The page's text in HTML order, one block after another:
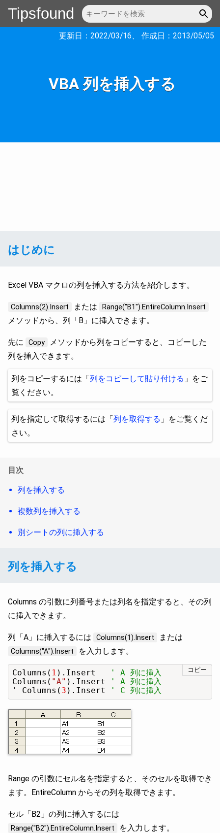
Tipsfound
更新日： 2022/03/16、 作成日： 2013/05/05
VBA 列を挿入する
はじめに
Excel VBA マクロの列を挿入する方法を紹介します。
Columns(2).Insert または Range("B1").EntireColumn.Insert
メソッドから、列「B」に挿入できます。
先に Copy
メソッドから列をコピーすると、コピーした
列を挿入できます。
列をコピーするには「列をコピーして貼り付ける 」をご
覧ください。
列を指定して取得するには「列を取得する 」をご覧くだ
さい。
目次
列を挿入する
複数列を挿入する
別シートの列に挿入する
列を挿入する
Columns の引数に列番号または列名を指定すると、その列
に挿入できます。
列「A」に挿入するには Columns(1).Insert または
Columns("A").Insert を入力します。
コピー
Columns( 1 ).Insert
' A 列に挿入
Columns( "A" ).Insert
' A 列に挿入
' Columns( 3 ).Insert ' C 列に挿入
Range の引数にセル名を指定すると、そのセルを取得でき
ます。EntireColumn からその列を取得できます。
セル「B2」の列に挿入するには
Range("B2").EntireColumn.Insert を入力します。